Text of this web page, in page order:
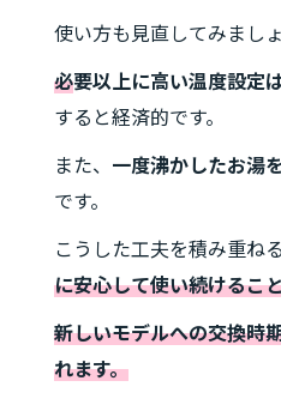
使い方も見直してみましょ
必要以上に高い温度設定
すると経済的です。
また、 一度沸かしたお湯
です。
こうした工夫を積み重ねる
に安心して使い続けるこ
新しいモデルへの交換時
れます。